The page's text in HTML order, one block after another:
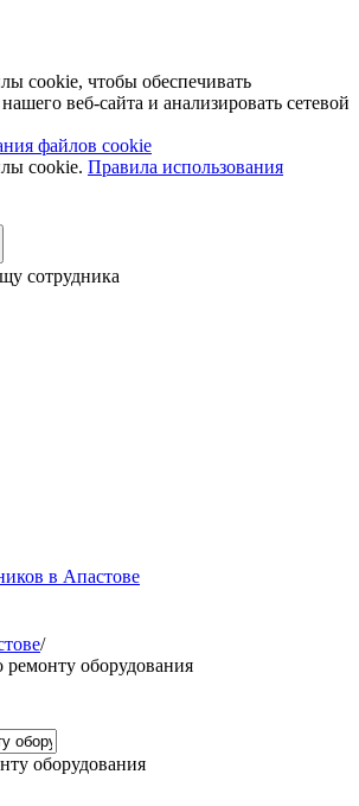
cookie, чтобы обеспечивать
веб-сайта и анализировать сетевой
файлов cookie
cookie. Правила использования
сотрудника
в Апастове
/
ремонту оборудования
оборудования